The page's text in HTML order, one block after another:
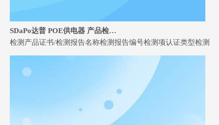
检测产品证书/检测报告名称检测报告编号检测项认证类型检测报